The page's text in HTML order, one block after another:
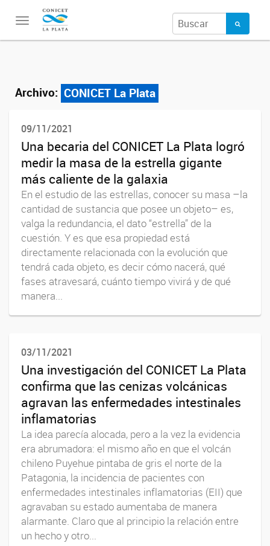
Toggle
navigation
Archivo: CONICET La Plata
09/11/2021
Una becaria del CONICET La Plata logró
medir la masa de la estrella gigante
más caliente de la galaxia
En el estudio de las estrellas, conocer su masa –la
cantidad de sustancia que posee un objeto– es,
valga la redundancia, el dato “estrella” de la
cuestión. Y es que esa propiedad está
directamente relacionada con la evolución que
tendrá cada objeto, es decir cómo nacerá, qué
fases atravesará, cuánto tiempo vivirá y de qué
manera...
03/11/2021
Una investigación del CONICET La Plata
confirma que las cenizas volcánicas
agravan las enfermedades intestinales
inflamatorias
La idea parecía alocada, pero a la vez la evidencia
era abrumadora: el mismo año en que el volcán
chileno Puyehue pintaba de gris el norte de la
Patagonia, la incidencia de pacientes con
enfermedades intestinales inflamatorias (EII) que
agravaban su estado aumentaba de manera
alarmante. Claro que al principio la relación entre
un hecho y otro...